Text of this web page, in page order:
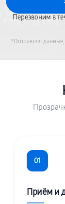
Перезвоним в
*Отправляя
01
Приём и